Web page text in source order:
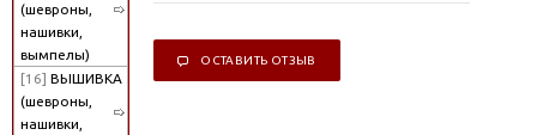
(шевроны,
нашивки,
вымпелы)
[16] ВЫШИВКА
(шевроны,
нашивки,
ОСТАВИТЬ ОТЗЫВ